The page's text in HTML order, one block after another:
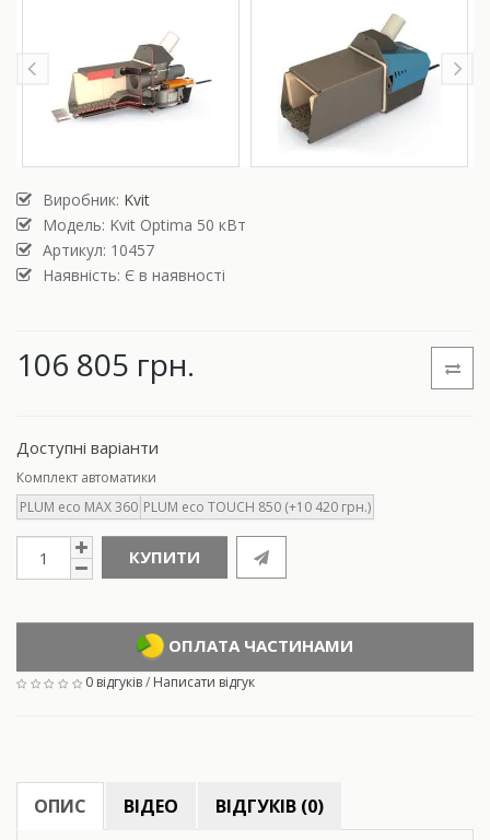
Виробник: Kvit
Модель: Kvit Optima 50 кВт
Артикул: 10457
Наявність: Є в наявності
106 805 грн.
Доступні варіанти
Комплект автоматики
PLUM eco MAX 360 PLUM eco TOUCH 850 (+10 420 грн.)
КУПИТИ
ОПЛАТА ЧАСТИНАМИ
0 відгуків/ Написати відгук
ОПИС ВІДЕО ВІДГУКІВ (0)